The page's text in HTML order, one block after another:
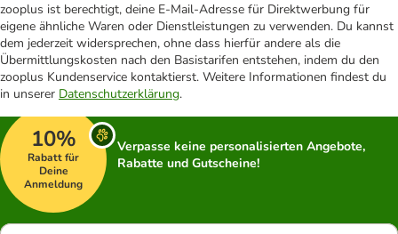
zooplus ist berechtigt, deine E-Mail-Adresse für Direktwerbung für
eigene ähnliche Waren oder Dienstleistungen zu verwenden. Du kannst
dem jederzeit widersprechen, ohne dass hierfür andere als die
Übermittlungskosten nach den Basistarifen entstehen, indem du den
zooplus Kundenservice kontaktierst. Weitere Informationen findest du
in unserer Datenschutzerklärung.
10%
Rabatt für
Deine
Anmeldung
Verpasse keine personalisierten Angebote,
Rabatte und Gutscheine!